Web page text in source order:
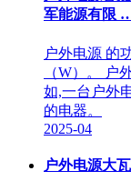
军能源有限
户外电源 的
（W）。 户
如,一台户外
的电器。
2025-04
户外电源大